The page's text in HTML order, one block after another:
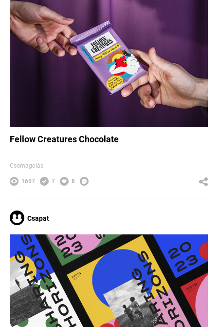
Fellow Creatures Chocolate
Csomagolás
1697 7 8
Csapat